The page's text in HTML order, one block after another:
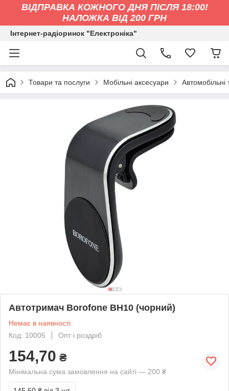
ВІДПРАВКА КОЖНОГО ДНЯ ПІСЛЯ 18:00!
НАЛОЖКА ВІД 200 ГРН
Інтернет-радіоринок "Електроніка"
Товари та послуги Мобільні аксесуари Автомобільні
Автотримач Borofone BH10 (чорний)
Немає в наявності
Код: 10005
Опт і роздріб
154,70 ₴
Мінімальна сума замовлення на сайті — 200 ₴